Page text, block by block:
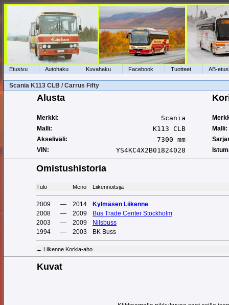
Etusivu Autohaku Kuvahaku Facebook Tuotteet AB-
Scania K113 CLB / Carrus Fifty
Alusta
Merkki: Scania
Malli:
K113 CLB
Malli:
Akseliväli:
7300 mm
VIN:
YS4KC4X2B01824028
Omistushistoria
Tulo Meno Liikennöitsijä
2009 — 2014
Kylmäsen Liikenne
2008
— 2009
Bus Trade Center Stockholm
2003
— 2009
Nilsbuss
1994
— 2003 BK Buss
→ Liikenne Korkia-aho
Kuvat